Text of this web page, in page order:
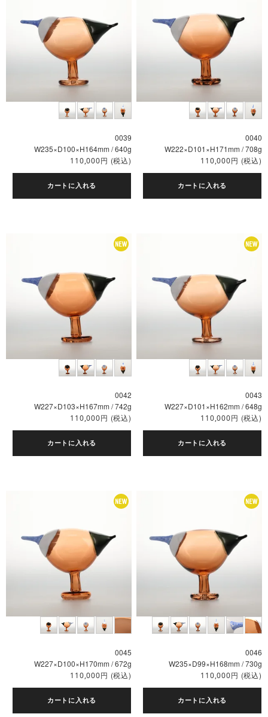
0039
W235×D100×H164mm / 640g
110,000円 (税込)
カートに入れる
0040
W222×D101×H171mm / 708g
110,000円 (税込)
カートに入れる
0042
W227×D103×H167mm / 742g
110,000円 (税込)
カートに入れる
0043
W227×D101×H162mm / 648g
110,000円 (税込)
カートに入れる
0045
W227×D100×H170mm / 672g
110,000円 (税込)
カートに入れる
0046
W235×D99×H168mm / 730g
110,000円 (税込)
カートに入れる